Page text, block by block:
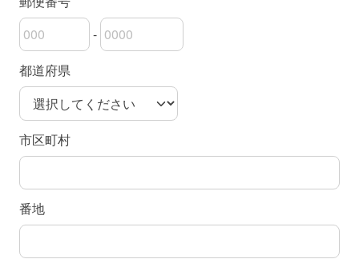
郵便番号の上3桁
-
郵便番号の下4桁
都道府県
市区町村
番地